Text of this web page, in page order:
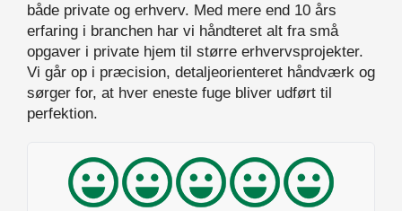
både private og erhverv. Med mere end 10 års
erfaring i branchen har vi håndteret alt fra små
opgaver i private hjem til større erhvervsprojekter.
Vi går op i præcision, detaljeorienteret håndværk og
sørger for, at hver eneste fuge bliver udført til
perfektion.